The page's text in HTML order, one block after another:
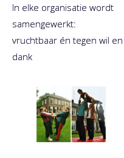
In elke organisatie wordt
samengewerkt:
vruchtbaar én tegen wil en
dank